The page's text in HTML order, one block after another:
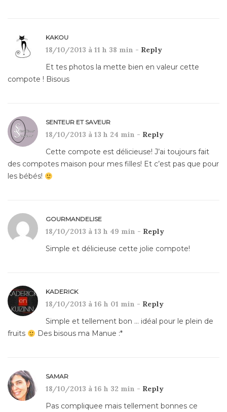
KAKOU
18/10/2013 à 11 h 38 min - Reply
Et tes photos la mette bien en valeur cette
compote ! Bisous
SENTEUR ET SAVEUR
18/10/2013 à 13 h 24 min - Reply
Cette compote est délicieuse! J’ai toujours fait
des compotes maison pour mes filles! Et c’est pas que pour
les bébés!
GOURMANDELISE
18/10/2013 à 13 h 49 min - Reply
Simple et délicieuse cette jolie compote!
KADERICK
18/10/2013 à 16 h 01 min - Reply
Simple et tellement bon … idéal pour le plein de
fruits
Des bisous ma Manue :*
SAMAR
18/10/2013 à 16 h 32 min - Reply
Pas compliquee mais tellement bonnes ce